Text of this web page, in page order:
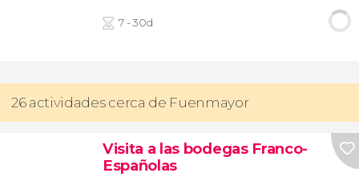
7 - 30d
26 actividades cerca de Fuenmayor
Visita a las bodegas Franco-
Españolas